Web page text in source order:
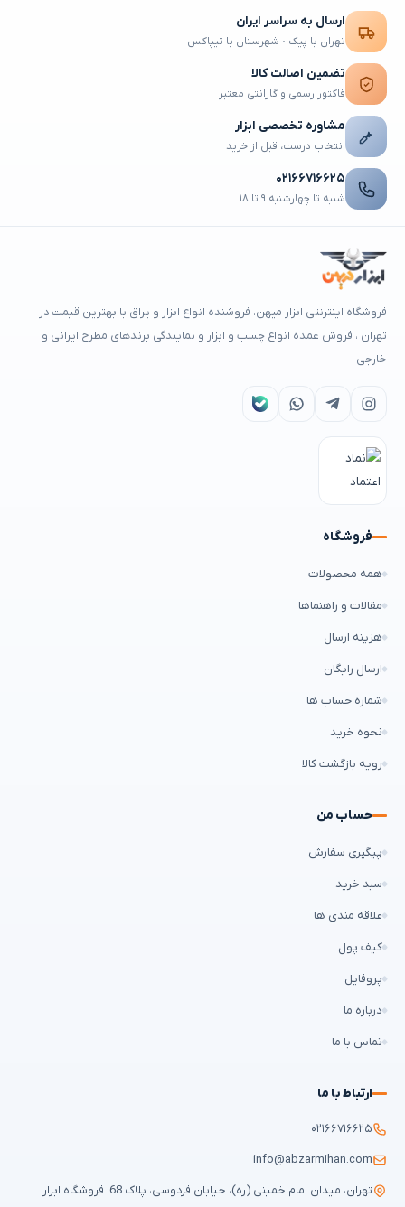
ارسال به سراسر ایران
تهران با پیک · شهرستان با تیپاکس
تضمین اصالت کالا
فاکتور رسمی و گارانتی معتبر
مشاوره تخصصی ابزار
انتخاب درست، قبل از خرید
۰۲۱۶۶۷۱۶۶۲۵
شنبه تا چهارشنبه ۹ تا ۱۸
فروشگاه اینترنتی ابزار میهن، فروشنده انواع ابزار و یراق با بهترین قیمت در
تهران ، فروش عمده انواع چسب و ابزار و نمایندگی برندهای مطرح ایرانی و
خارجی
فروشگاه
همه محصولات
مقالات و راهنماها
هزینه ارسال
ارسال رایگان
شماره حساب ها
نحوه خرید
رویه بازگشت کالا
حساب من
پیگیری سفارش
سبد خرید
علاقه مندی ها
کیف پول
پروفایل
درباره ما
تماس با ما
ارتباط با ما
۰۲۱۶۶۷۱۶۶۲۵
info@abzarmihan.com
تهران، میدان امام خمینی (ره)، خیابان فردوسی، پلاک 68، فروشگاه ابزار